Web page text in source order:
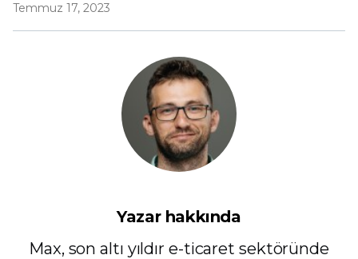
Temmuz 17, 2023
Yazar hakkında
Max, son altı yıldır e-ticaret sektöründe